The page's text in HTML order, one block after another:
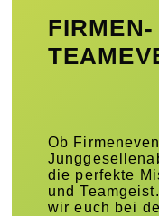
FIRMEN-
Ob
die perfekte
und
wir euch bei